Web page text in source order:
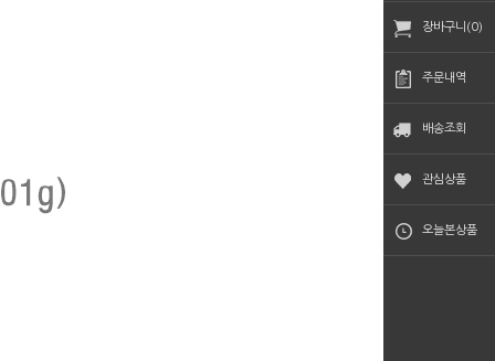
장바구니(0)
주문내역
배송조회
관심상품
오늘본상품